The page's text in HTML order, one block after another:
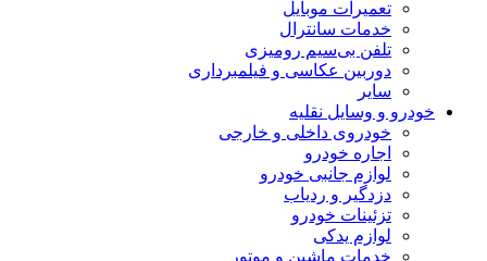
تعمیرات موبایل
خدمات سانترال
تلفن بی‌سیم رومیزی
دوربین عکاسی و فیلمبرداری
سایر
خودرو و وسایل نقلیه
خودروی داخلی و خارجی
اجاره خودرو
لوازم جانبی خودرو
دزدگیر و ردیاب
تزئینات خودرو
لوازم یدکی
خدمات ماشین و موتور